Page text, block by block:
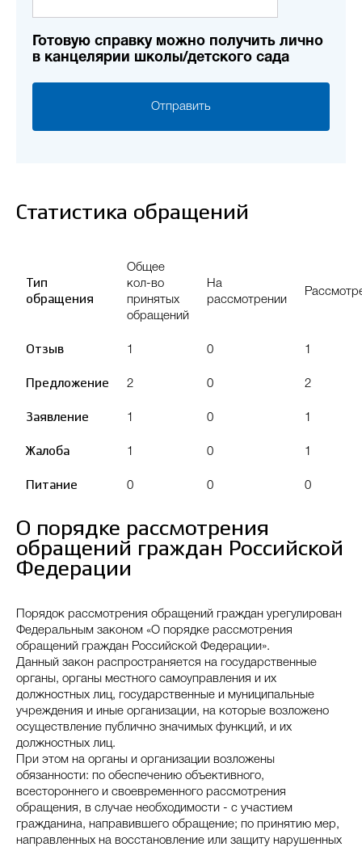
Готовую справку можно получить лично
в канцелярии школы/детского сада
Отправить
Статистика обращений
Тип
обращения
Общее
кол-во
принятых
обращений
На
рассмотрении
Отзыв 1 0 1
Предложение 2 0 2
Заявление 1 0 1
Жалоба 1 0 1
Питание 0 0 0
О порядке рассмотрения
обращений граждан Российской
Федерации
Порядок рассмотрения обращений граждан урегулирован
Федеральным законом «О порядке рассмотрения
обращений граждан Российской Федерации».
Данный закон распространяется на государственные
органы, органы местного самоуправления и их
должностных лиц, государственные и муниципальные
учреждения и иные организации, на которые возложено
осуществление публично значимых функций, и их
должностных лиц.
При этом на органы и организации возложены
обязанности: по обеспечению объективного,
всестороннего и своевременного рассмотрения
обращения, в случае необходимости - с участием
гражданина, направившего обращение; по принятию мер,
направленных на восстановление или защиту нарушенных